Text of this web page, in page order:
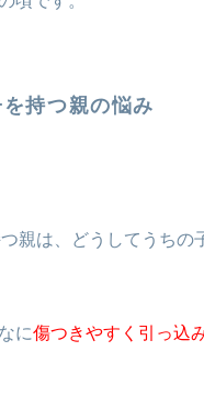
持つ親の悩み
親は、どうしてうちの
に傷つきやすく引っ込